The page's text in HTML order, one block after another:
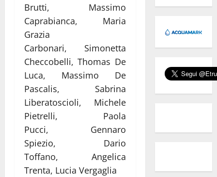
Brutti, Massimo
Caprabianca, Maria
Grazia
Carbonari, Simonetta
Checcobelli, Thomas De
Luca, Massimo De
Pascalis, Sabrina
Liberatoscioli, Michele
Pietrelli, Paola
Pucci, Gennaro
Spiezio, Dario
Toffano, Angelica
Trenta, Lucia Vergaglia